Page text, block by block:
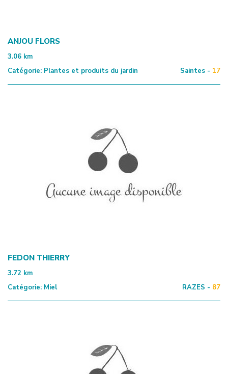
ANJOU FLORS
3.06 km
Catégorie: Plantes et produits du jardin Saintes - 17
FEDON THIERRY
3.72 km
Catégorie: Miel RAZES - 87